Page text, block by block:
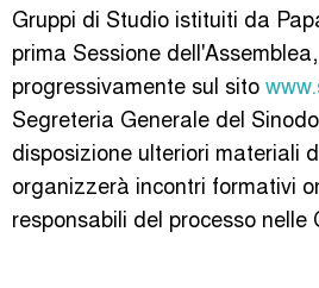
Gruppi di Studio istituiti da
prima Sessione
progressivamente sul sito
Segreteria Generale del
disposizione ulteriori materiali
organizzerà incontri formativi
responsabili del processo nelle